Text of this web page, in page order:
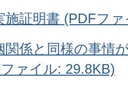
施証明書 (PDFフ
関係と同様の事情
ァイル: 29.8KB)